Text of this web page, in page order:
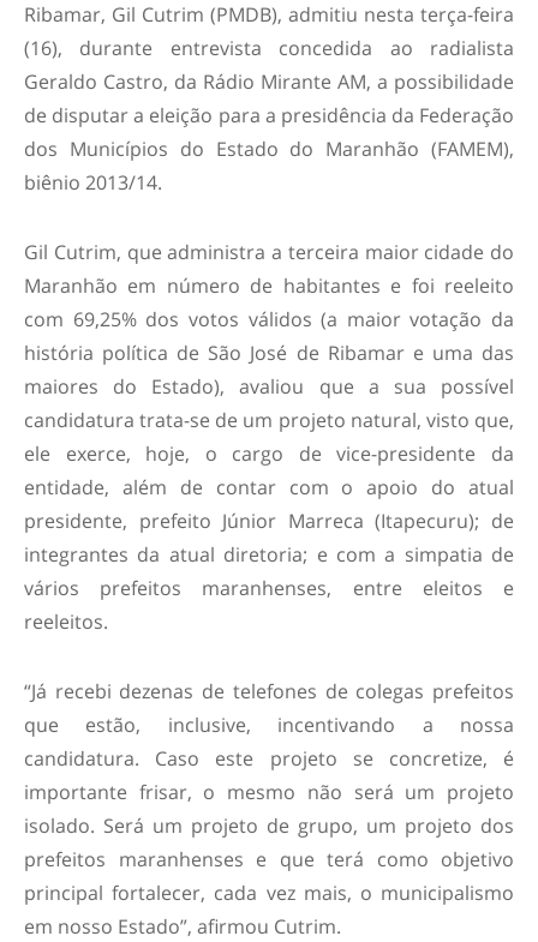
Ribamar, Gil Cutrim (PMDB), admitiu nesta terça-feira
(16), durante entrevista concedida ao radialista
Geraldo Castro, da Rádio Mirante AM, a possibilidade
de disputar a eleição para a presidência da Federação
dos Municípios do Estado do Maranhão (FAMEM),
biênio 2013/14.
Gil Cutrim, que administra a terceira maior cidade do
Maranhão em número de habitantes e foi reeleito
com 69,25% dos votos válidos (a maior votação da
história política de São José de Ribamar e uma das
maiores do Estado), avaliou que a sua possível
candidatura trata-se de um projeto natural, visto que,
ele exerce, hoje, o cargo de vice-presidente da
entidade, além de contar com o apoio do atual
presidente, prefeito Júnior Marreca (Itapecuru); de
integrantes da atual diretoria; e com a simpatia de
vários prefeitos maranhenses, entre eleitos e
reeleitos.
“Já recebi dezenas de telefones de colegas prefeitos
que estão, inclusive, incentivando a nossa
candidatura. Caso este projeto se concretize, é
importante frisar, o mesmo não será um projeto
isolado. Será um projeto de grupo, um projeto dos
prefeitos maranhenses e que terá como objetivo
principal fortalecer, cada vez mais, o municipalismo
em nosso Estado”, afirmou Cutrim.